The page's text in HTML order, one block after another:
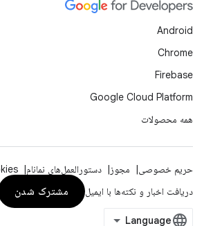
Android
Chrome
Firebase
Google Cloud Platform
همه محصولات
حریم خصوصی مجوز دستورالعمل‌های نمانام
دریافت اخبار و نکته‌ها با ایمیل
مشترک شدن